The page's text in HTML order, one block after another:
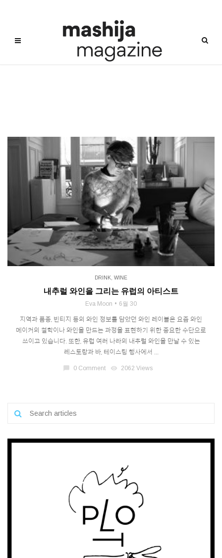
DRINK, WINE
내추럴 와인을 그리는 유럽의 아티스트
Eva Moon 6월 30
지역과 품종, 빈티지 등의 와인 정보를 담았던 와인 레이블은 요즘 와인
메이커의 철학이나 와인을 만드는 과정을 표현하기 위한 중요한 수단으로
쓰이고 있습니다. 또한, 유럽 여러 나라의 내추럴 와인을 만날 수 있는
레스토랑과 바, 테이스팅 행사에서 ...
chat_bubble 0 Comment visibility 2062 Views